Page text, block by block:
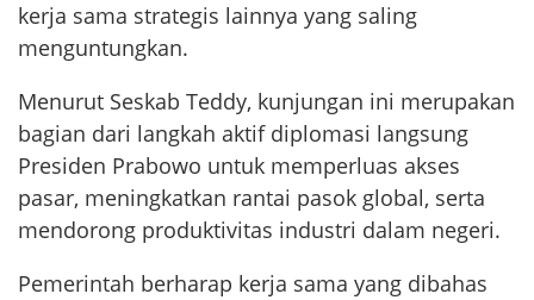
kerja sama strategis lainnya yang saling
menguntungkan.
Menurut Seskab Teddy, kunjungan ini merupakan
bagian dari langkah aktif diplomasi langsung
Presiden Prabowo untuk memperluas akses
pasar, meningkatkan rantai pasok global, serta
mendorong produktivitas industri dalam negeri.
Pemerintah berharap kerja sama yang dibahas